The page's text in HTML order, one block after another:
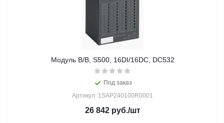
Модуль В/В, S500, 16DI/16DC, DC532
Под заказ
Артикул: 1SAP240100R0001
26 842руб./шт